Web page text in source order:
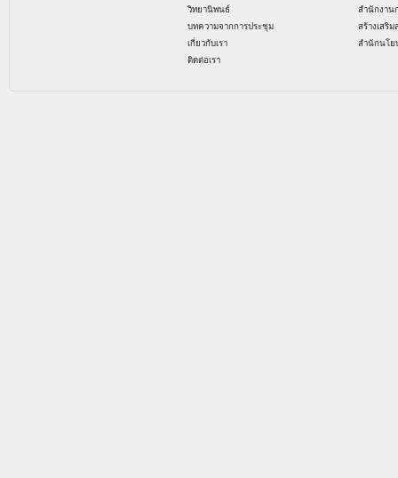
วิทยานิพนธ์
บทความจากการประชุม
เกี่ยวกับเรา
ติดต่อเรา
สำนักงาน
สร้างเสริ
สำนักนโย